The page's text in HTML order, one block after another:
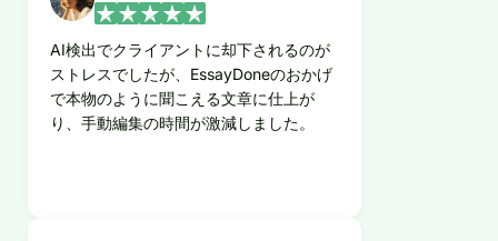
AI検出でクライアントに却下されるのが
ストレスでしたが、EssayDoneのおかげ
で本物のように聞こえる文章に仕上が
り、手動編集の時間が激減しました。